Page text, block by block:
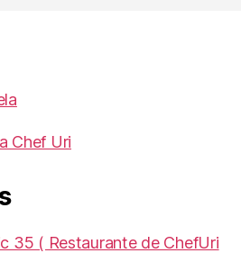
Chef Uri
35 ( Restaurante de ChefUri